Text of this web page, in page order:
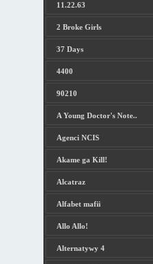
11.22.63
2 Broke Girls
37 Days
4400
90210
A Young Doctor's Note..
Agenci NCIS
Akame ga Kill!
Alcatraz
Alfabet mafii
Allo Allo!
Alternatywy 4